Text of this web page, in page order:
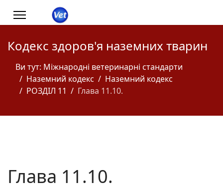
Кодекс здоров'я наземних тварин
Ви тут: Міжнародні ветеринарні стандарти
Наземний кодекс
Наземний кодекс
РОЗДІЛ 11
Глава 11.10.
Глава 11.10.